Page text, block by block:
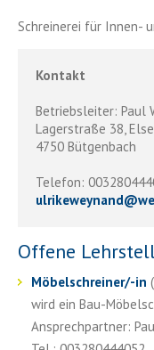
Schreinerei für Innen-
Kontakt
Betriebsleiter: Paul
Lagerstraße 38,
4750 Bütgenbach
Telefon:
ulrikeweynand@
Offene
Möbelschreiner/-in
wird ein Bau-
Ansprechpartner: